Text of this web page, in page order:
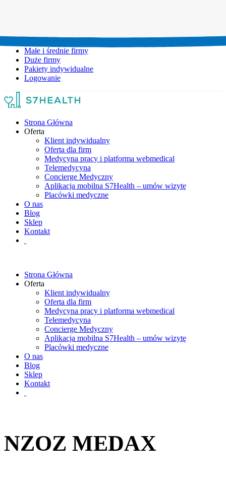
Małe i średnie firmy
Duże firmy
Pakiety indywidualne
Logowanie
Strona Główna
Oferta
Klient indywidualny
Oferta dla firm
Medycyna pracy i platforma webmedical
Telemedycyna
Concierge Medyczny
Aplikacja mobilna S7Health – umów wizytę
Placówki medyczne
O nas
Blog
Sklep
Kontakt
Strona Główna
Oferta
Klient indywidualny
Oferta dla firm
Medycyna pracy i platforma webmedical
Telemedycyna
Concierge Medyczny
Aplikacja mobilna S7Health – umów wizytę
Placówki medyczne
O nas
Blog
Sklep
Kontakt
NZOZ MEDAX